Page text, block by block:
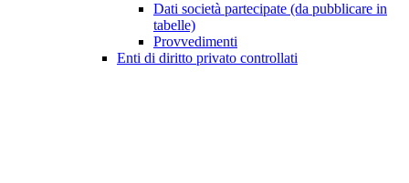
Dati società partecipate (da pubblicare in
tabelle)
Provvedimenti
Enti di diritto privato controllati